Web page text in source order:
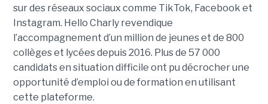
sur des réseaux sociaux comme TikTok, Facebook et
Instagram. Hello Charly revendique
l’accompagnement d’un million de jeunes et de 800
collèges et lycées depuis 2016. Plus de 57 000
candidats en situation difficile ont pu décrocher une
opportunité d’emploi ou de formation en utilisant
cette plateforme.